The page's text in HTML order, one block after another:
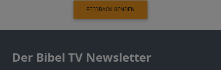
FEEDBACK SENDEN
Der Bibel TV Newsletter